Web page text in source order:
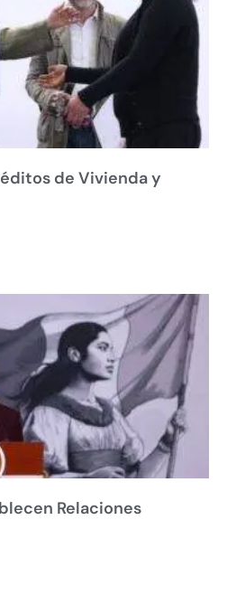
de Vivienda y
Relaciones